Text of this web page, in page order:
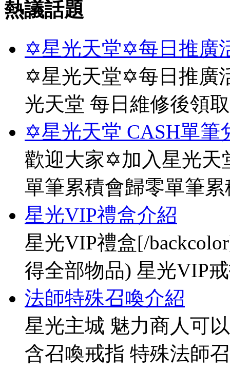
熱議話題
✡星光天堂✡每日推廣
✡星光天堂✡每日推廣
光天堂 每日維修後領
✡星光天堂 CASH單筆
歡迎大家✡加入星光天
單筆累積會歸零單筆
星光VIP禮盒介紹
星光VIP禮盒[/
得全部物品) 星光VIP
法師特殊召喚介紹
星光主城 魅力商人可
含召喚戒指 特殊法師